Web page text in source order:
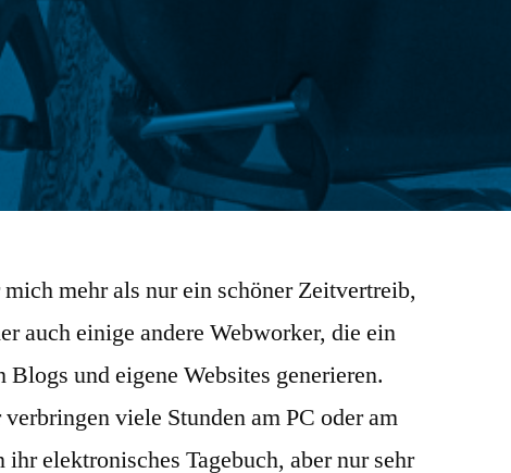
mehr als nur ein schöner Zeitvertreib,
auch einige andere Webworker, die ein
und eigene Websites generieren.
viele Stunden am PC oder am
elektronisches Tagebuch, aber nur sehr